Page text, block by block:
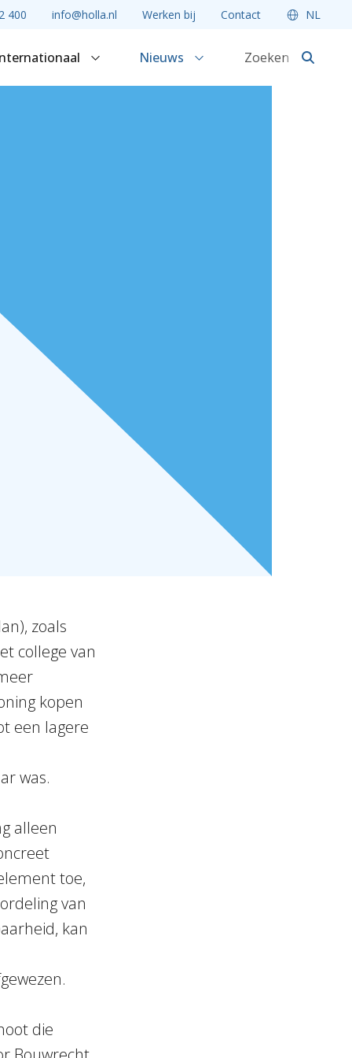
400 info@holla.nl Werken bij Contact NL
Nieuws
zoals
college van
kopen
een lagere
was.
alleen
toe,
van
kan
die